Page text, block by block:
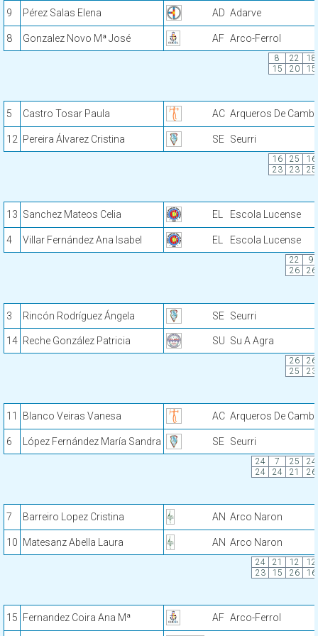
9 Pérez Salas Elena AD Adarve
8 Gonzalez Novo Mª José AF Arco-Ferrol
8 22
18
15
20 15
5 Castro Tosar Paula AC Arqueros De
12 Pereira Álvarez Cristina SE Seurri
16 25
16
23
23 25
13 Sanchez Mateos Celia EL Escola Lucense
4 Villar Fernández Ana Isabel EL Escola Lucense
22
9
26
26
3 Rincón Rodríguez Ángela SE Seurri
14 Reche González Patricia SU Su A Agra
26
26
25
23
11 Blanco Veiras Vanesa AC Arqueros De
6 López Fernández María Sandra SE Seurri
24 7 25
24
24
24 21 26
7 Barreiro Lopez Cristina AN Arco Naron
10 Matesanz Abella Laura AN Arco Naron
24 21 12
12
23
15 26 16
15 Fernandez Coira Ana Mª AF Arco-Ferrol